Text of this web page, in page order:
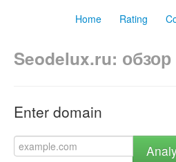
Home Rating
Seodelux.ru:
Enter domain